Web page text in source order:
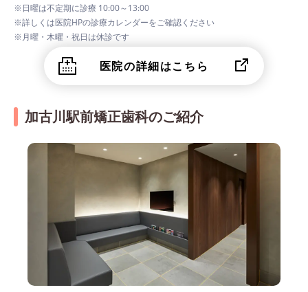
※日曜は不定期に診療 10:00～13:00
※詳しくは医院HPの診療カレンダーをご確認ください
※月曜・木曜・祝日は休診です
医院の詳細はこちら
加古川駅前矯正歯科のご紹介